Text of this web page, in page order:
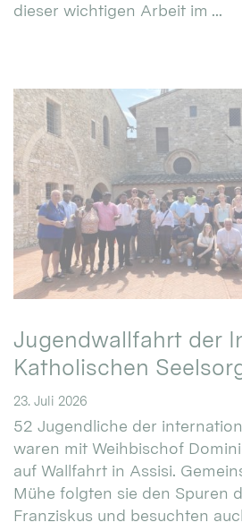
dieser wichtigen Arbeit im ...
Jugendwallfahrt der
Katholischen
23. Juli 2026
52 Jugendliche der
waren mit Weihbischof
auf Wallfahrt in Assisi.
Mühe folgten sie den Spuren
Franziskus und besuchten